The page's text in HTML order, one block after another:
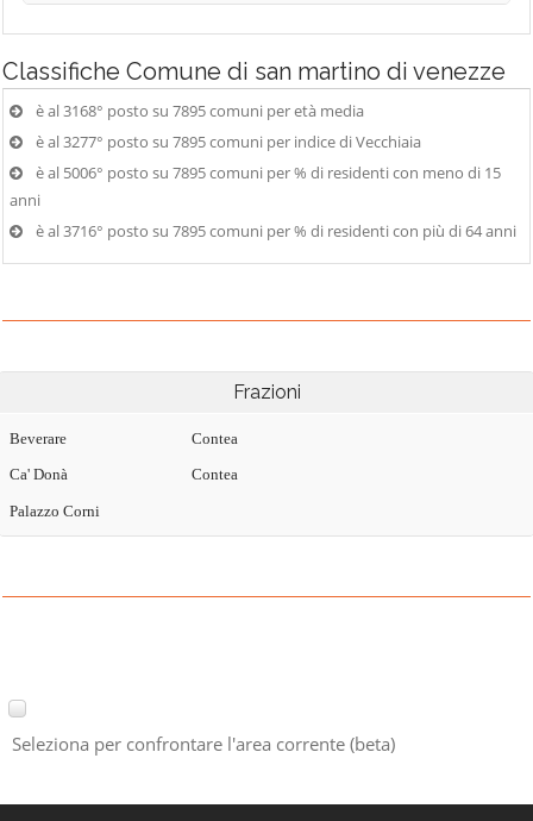
Classifiche Comune di san martino di venezze
è al 3168° posto su 7895 comuni per età media
è al 3277° posto su 7895 comuni per indice di Vecchiaia
è al 5006° posto su 7895 comuni per % di residenti con meno di 15
anni
è al 3716° posto su 7895 comuni per % di residenti con più di 64 anni
Frazioni
Beverare
Ca' Donà
Contea
Contea
Palazzo Corni
Seleziona per confrontare l'area corrente (beta)